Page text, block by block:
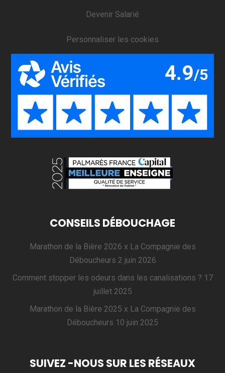
Devenir Salarié
Personnaliser les cookies
CONSEILS DÉBOUCHAGE
Marathon de la Bière 2026 x La Compagnie des
Déboucheurs 2 juin 2026
Comment stopper les odeurs dans les canalisations ? 17
juillet 2025
Marathon de la Bière 2025 x La Compagnie des
Déboucheurs 10 juin 2025
SUIVEZ -NOUS SUR LES RÉSEAUX